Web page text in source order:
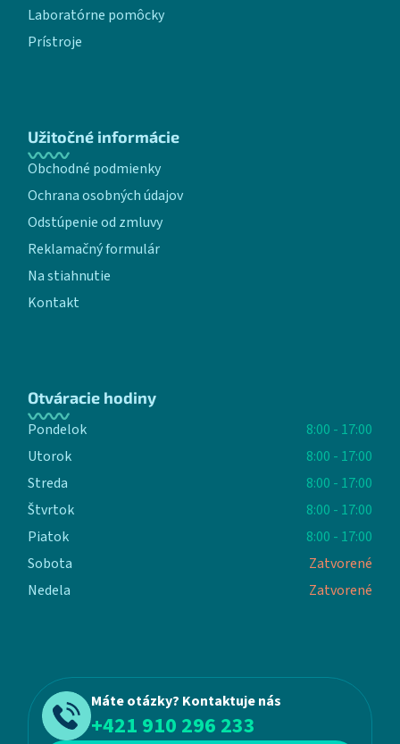
Laboratórne pomôcky
Prístroje
Užitočné informácie
Obchodné podmienky
Ochrana osobných údajov
Odstúpenie od zmluvy
Reklamačný formulár
Na stiahnutie
Kontakt
Otváracie hodiny
Pondelok
8:00 - 17:00
Utorok
8:00 - 17:00
Streda
8:00 - 17:00
Štvrtok
8:00 - 17:00
Piatok
8:00 - 17:00
Sobota
Zatvorené
Nedela
Zatvorené
Máte otázky? Kontaktuje nás
+421 910 296 233